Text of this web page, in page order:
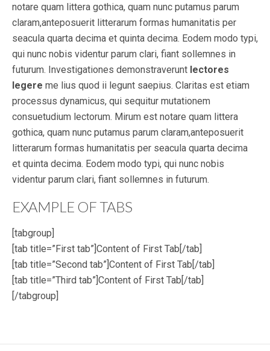
notare quam littera gothica, quam nunc putamus parum
claram,anteposuerit litterarum formas humanitatis per
seacula quarta decima et quinta decima. Eodem modo typi,
qui nunc nobis videntur parum clari, fiant sollemnes in
futurum. Investigationes demonstraverunt lectores
legere me lius quod ii legunt saepius. Claritas est etiam
processus dynamicus, qui sequitur mutationem
consuetudium lectorum. Mirum est notare quam littera
gothica, quam nunc putamus parum claram,anteposuerit
litterarum formas humanitatis per seacula quarta decima
et quinta decima. Eodem modo typi, qui nunc nobis
videntur parum clari, fiant sollemnes in futurum.
EXAMPLE OF TABS
[tabgroup]
[tab title=”First tab”]Content of First Tab[/tab]
[tab title=”Second tab”]Content of First Tab[/tab]
[tab title=”Third tab”]Content of First Tab[/tab]
[/tabgroup]